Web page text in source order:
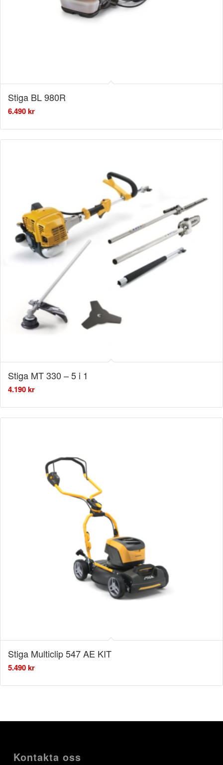
Stiga BL 980R
6.490kr
Stiga MT 330 – 5 i 1
4.190kr
Stiga Multiclip 547 AE KIT
5.490kr
Kontakta oss